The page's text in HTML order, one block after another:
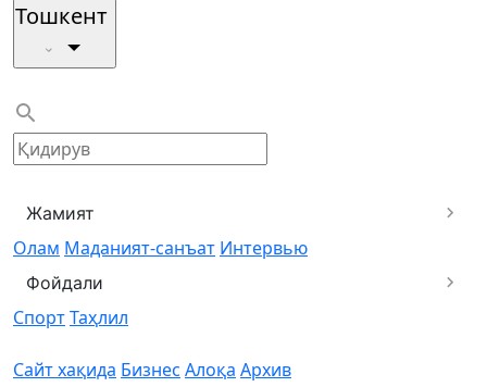
Тошкент
Жамият
Олам Маданият-санъат Интервью
Фойдали
СпортТаҳлил
Сайт хақида Бизнес Алоқа Архив